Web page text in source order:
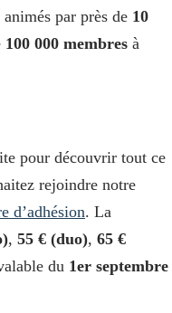
animés par près de 10
100 000 membres à
pour découvrir tout ce
rejoindre notre
d’adhésion. La
, 55 € (duo), 65 €
du 1er septembre